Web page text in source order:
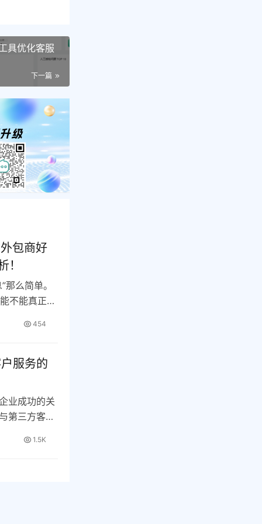
r
e
e
具优化客服
下一篇
包商好
么简单。
不能真正帮
454
服务的
业成功的关
第三方客服
1.5K